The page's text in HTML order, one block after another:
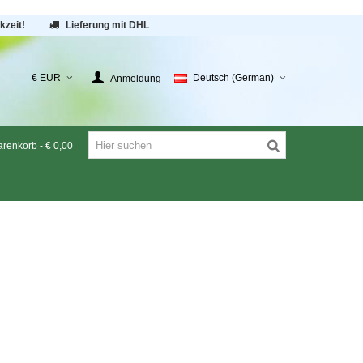
Lieferung mit DHL
€ EUR Anmeldung Deutsch (German)
- € 0,00